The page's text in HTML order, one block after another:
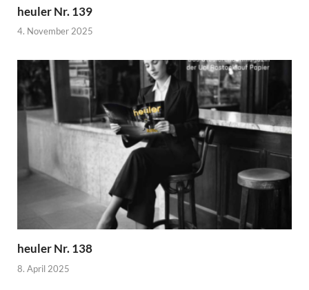
heuler Nr. 139
4. November 2025
heuler Nr. 138
8. April 2025